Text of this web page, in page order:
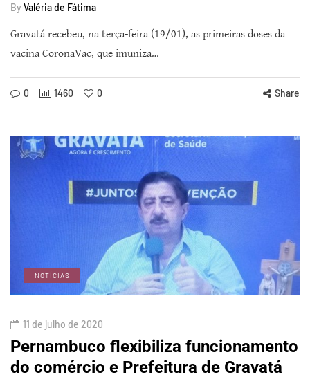
By Valéria de Fátima
Gravatá recebeu, na terça-feira (19/01), as primeiras doses da
vacina CoronaVac, que imuniza…
0 1460 0 Share
NOTÍCIAS
11 de julho de 2020
Pernambuco flexibiliza funcionamento
do comércio e Prefeitura de Gravatá